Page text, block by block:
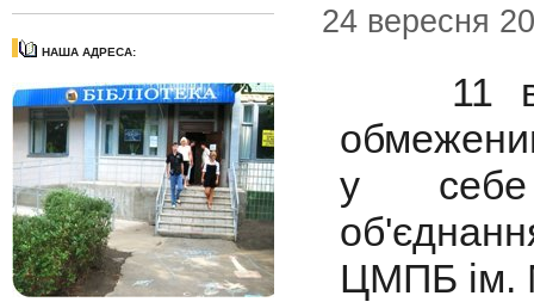
НАША АДРЕСА:
24 вересня
11
у себе
ЦМПБ ім.